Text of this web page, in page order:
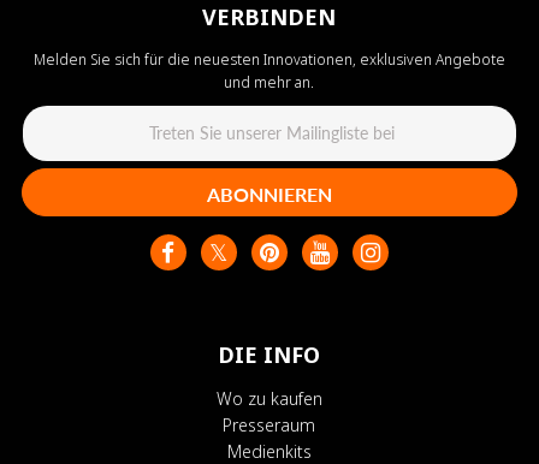
DIE INFO
Wo zu kaufen
Presseraum
Medienkits
VERBINDEN
Melden Sie sich für die neuesten Innovationen, exklusiven Angebote
und mehr an.
ABONNIEREN